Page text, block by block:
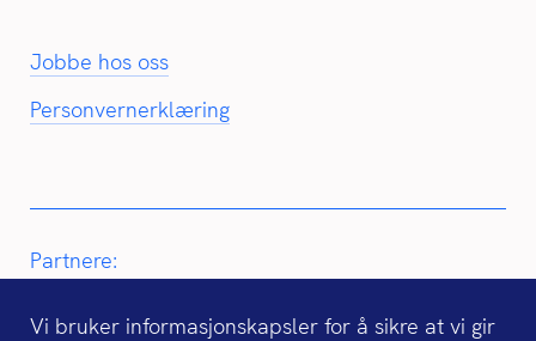
Jobbe hos oss
Personvernerklæring
Partnere:
Vi bruker informasjonskapsler for å sikre at vi gir